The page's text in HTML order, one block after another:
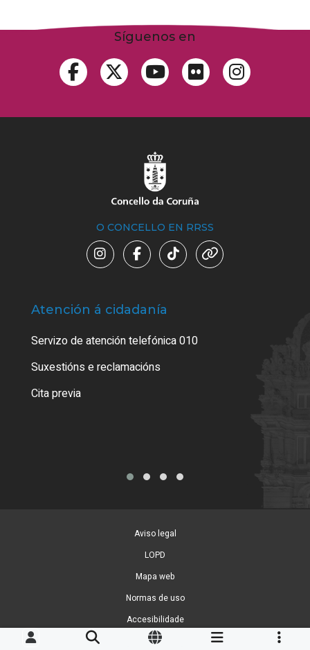
Síguenos en
O CONCELLO EN RRSS
Atención á cidadanía
Servizo de atención telefónica 010
Suxestións e reclamacións
Cita previa
Aviso legal
LOPD
Mapa web
Normas de uso
Accesibilidade
Xestión de cookies